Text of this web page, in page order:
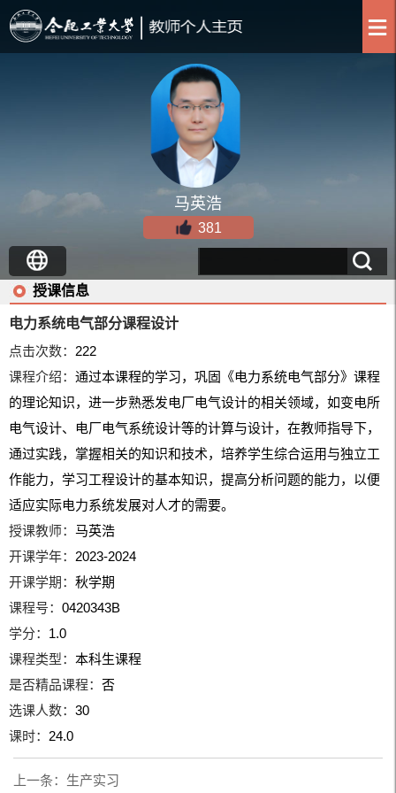
马英浩
381
授课信息
电力系统电气部分课程设计
点击次数： 222
课程介绍：通过本课程的学习，巩固《电力系统电气部分》课程
的理论知识，进一步熟悉发电厂电气设计的相关领域，如变电所
电气设计、电厂电气系统设计等的计算与设计，在教师指导下，
通过实践，掌握相关的知识和技术，培养学生综合运用与独立工
作能力，学习工程设计的基本知识，提高分析问题的能力，以便
适应实际电力系统发展对人才的需要。
授课教师：马英浩
开课学年： 2023-2024
开课学期：秋学期
课程号：0420343B
学分： 1.0
课程类型：本科生课程
是否精品课程：否
选课人数：30
课时： 24.0
上一条： 生产实习